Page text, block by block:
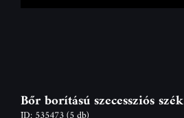
Bőr borítású szecessziós szék
ID: 535473(5 db)